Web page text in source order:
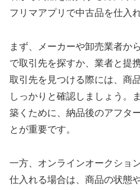
フリマアプリで中古品を仕入
まず、メーカーや卸売業者か
で取引先を探すか、業者と提
取引先を見つける際には、商
しっかりと確認しましょう。
築くために、納品後のアフタ
とが重要です。
一方、オンラインオークショ
仕入れる場合は、商品の状態